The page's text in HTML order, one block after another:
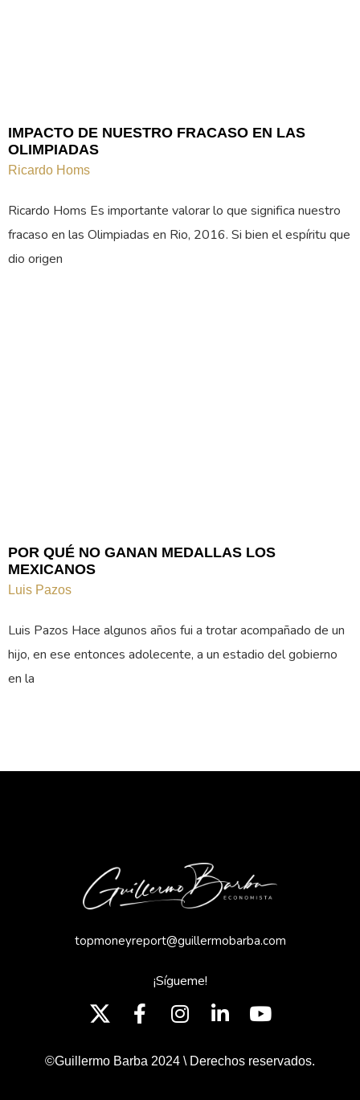
IMPACTO DE NUESTRO FRACASO EN LAS
OLIMPIADAS
Ricardo Homs
Ricardo Homs Es importante valorar lo que significa nuestro
fracaso en las Olimpiadas en Rio, 2016. Si bien el espíritu que
dio origen
POR QUÉ NO GANAN MEDALLAS LOS
MEXICANOS
Luis Pazos
Luis Pazos Hace algunos años fui a trotar acompañado de un
hijo, en ese entonces adolecente, a un estadio del gobierno
en la
topmoneyreport@guillermobarba.com
¡Sígueme!
©Guillermo Barba 2024 \ Derechos reservados.